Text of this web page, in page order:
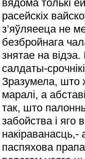
вядома толькі
расейскіх
з’яўляееца не
безбройнага
знятае на відэа.
салдаты-
Зразумела, што
маралі, а
так, што
забойства і яго
накіраванасць,-
паспяхова